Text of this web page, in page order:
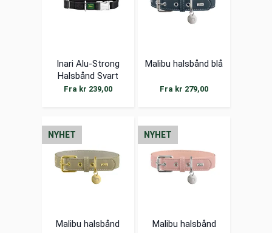
Inari Alu-Strong
Halsbånd Svart
Fra kr 239,00
Malibu halsbånd blå
Fra kr 279,00
NYHET
Malibu halsbånd
NYHET
Malibu halsbånd